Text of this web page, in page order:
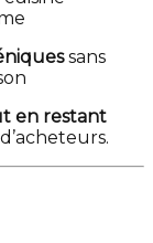
sans
en restant